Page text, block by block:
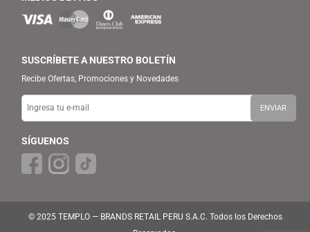
SUSCRÍBETE A NUESTRO BOLETÍN
Recibe Ofertas, Promociones y Novedades
SÍGUENOS
© 2025 TEMPLO — BRANDS RETAIL PERU S.A.C. Todos los Derechos